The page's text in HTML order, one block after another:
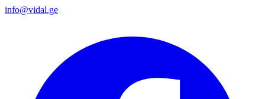
info@vidal.ge